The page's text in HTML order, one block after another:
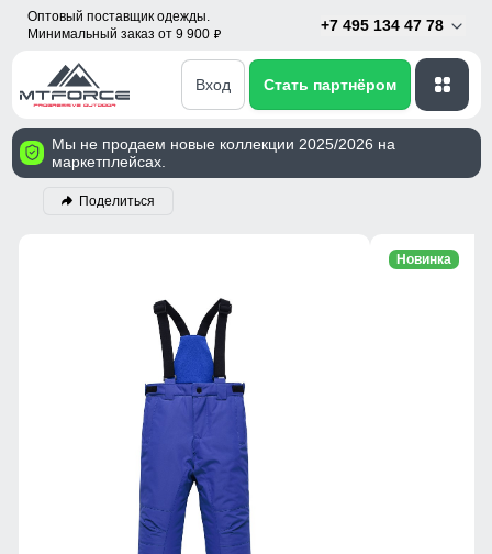
Оптовый поставщик одежды.
Минимальный заказ от 9 900 p
+7 495 134 47 78
Вход Стать партнёром
Мы не продаем новые коллекции 2025/2026 на
маркетплейсах.
Поделиться
Новинка